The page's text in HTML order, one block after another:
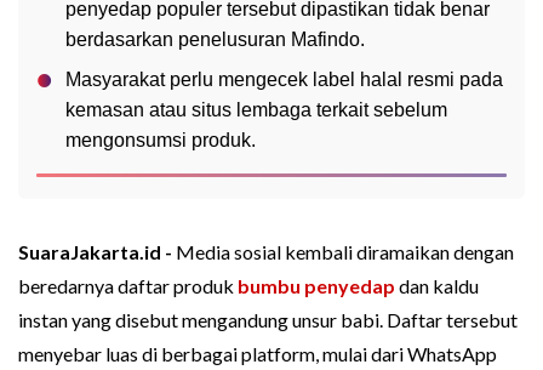
penyedap populer tersebut dipastikan tidak benar
berdasarkan penelusuran Mafindo.
Masyarakat perlu mengecek label halal resmi pada
kemasan atau situs lembaga terkait sebelum
mengonsumsi produk.
SuaraJakarta.id - Media sosial kembali diramaikan dengan
beredarnya daftar produk bumbu penyedap dan kaldu
instan yang disebut mengandung unsur babi. Daftar tersebut
menyebar luas di berbagai platform, mulai dari WhatsApp